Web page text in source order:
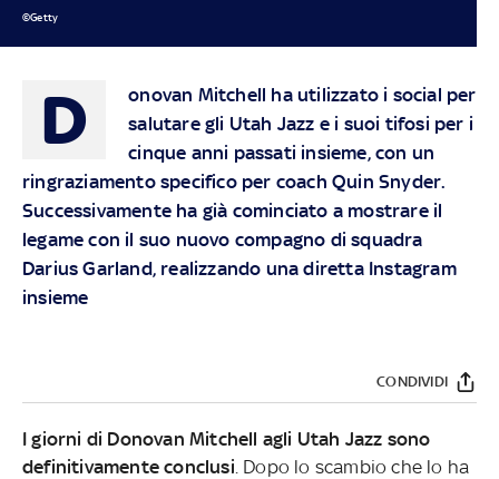
©Getty
D
onovan Mitchell ha utilizzato i social per
salutare gli Utah Jazz e i suoi tifosi per i
cinque anni passati insieme, con un
ringraziamento specifico per coach Quin Snyder.
Successivamente ha già cominciato a mostrare il
legame con il suo nuovo compagno di squadra
Darius Garland, realizzando una diretta Instagram
insieme
CONDIVIDI
I giorni di Donovan Mitchell agli Utah Jazz sono
definitivamente conclusi . Dopo lo scambio che lo ha